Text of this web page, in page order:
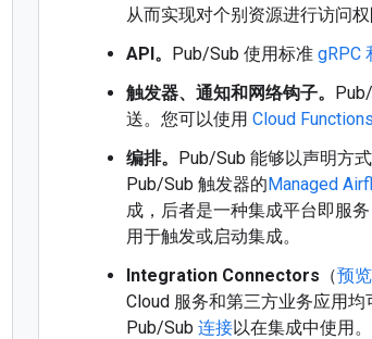
从而实现对个别资源进行访问权
API。 Pub/Sub 使用标准 gRPC
触发器、通知和网络钩子。
送。您可以使用 Cloud Functions
编排。 Pub/Sub 能够以声明方
Pub/Sub 触发器的Managed
成，后者是一种集成平台即服
用于触发或启动集成。
Integration Connectors （预
Cloud 服务和第三方业务应用
Pub/Sub 连接以在集成中使用。